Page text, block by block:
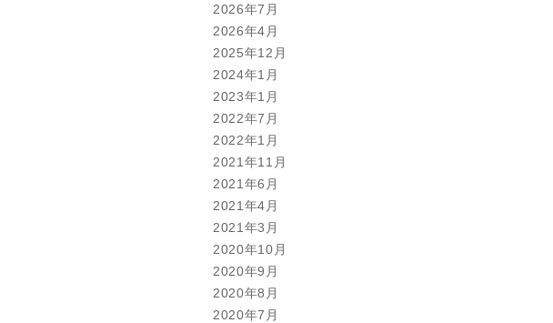
2026年7月
2026年4月
2025年12月
2024年1月
2023年1月
2022年7月
2022年1月
2021年11月
2021年6月
2021年4月
2021年3月
2020年10月
2020年9月
2020年8月
2020年7月